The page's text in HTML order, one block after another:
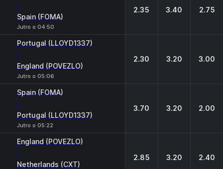
-
Spain (FOMA)
Jutro o 04:50
2.35 3.40 2.75
Portugal (LLOYD1337)
-
England (POVEZLO)
Jutro o 05:06
2.30 3.20 3.00
Spain (FOMA)
-
Portugal (LLOYD1337)
Jutro o 05:22
3.70 3.20 2.00
England (POVEZLO)
-
Netherlands (CXT)
2.85 3.20 2.40